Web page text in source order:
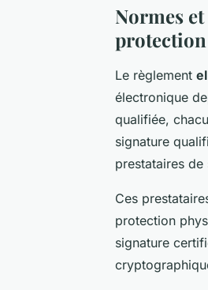
Normes
protection
Le règlement
électronique
qualifiée,
signature
prestataires
Ces
protection
signature